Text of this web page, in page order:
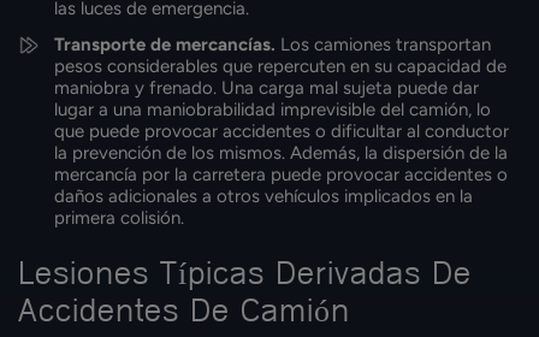
las luces de emergencia.
Transporte de mercancías. Los camiones transportan
pesos considerables que repercuten en su capacidad de
maniobra y frenado. Una carga mal sujeta puede dar
lugar a una maniobrabilidad imprevisible del camión, lo
que puede provocar accidentes o dificultar al conductor
la prevención de los mismos. Además, la dispersión de la
mercancía por la carretera puede provocar accidentes o
daños adicionales a otros vehículos implicados en la
primera colisión.
Lesiones Típicas Derivadas De
Accidentes De Camión